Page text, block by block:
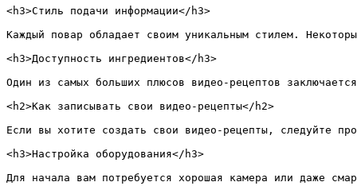
<h3>Стиль подачи информации</h3>
Каждый повар обладает своим уникальным стилем.
<h3>Доступность ингредиентов</h3>
Один из самых больших плюсов видео-рецептов
<h2>Как записывать свои видео-рецепты</h2>
Если вы хотите создать свои видео-рецепты, следуйте
<h3>Настройка оборудования</h3>
Для начала вам потребуется хорошая камера или даже